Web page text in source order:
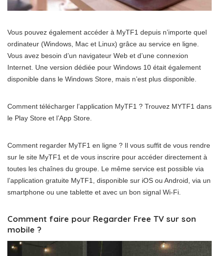
Vous pouvez également accéder à MyTF1 depuis n’importe quel
ordinateur (Windows, Mac et Linux) grâce au service en ligne.
Vous avez besoin d’un navigateur Web et d’une connexion
Internet. Une version dédiée pour Windows 10 était également
disponible dans le Windows Store, mais n’est plus disponible.
Comment télécharger l’application MyTF1 ? Trouvez MYTF1 dans
le Play Store et l’App Store.
Comment regarder MyTF1 en ligne ? Il vous suffit de vous rendre
sur le site MyTF1 et de vous inscrire pour accéder directement à
toutes les chaînes du groupe. Le même service est possible via
l’application gratuite MyTF1, disponible sur iOS ou Android, via un
smartphone ou une tablette et avec un bon signal Wi-Fi.
Comment faire pour Regarder Free TV sur son
mobile ?